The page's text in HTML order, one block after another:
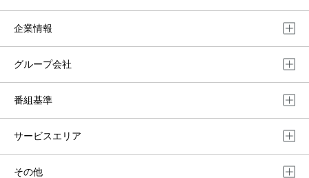
企業情報
グループ会社
番組基準
サービスエリア
その他